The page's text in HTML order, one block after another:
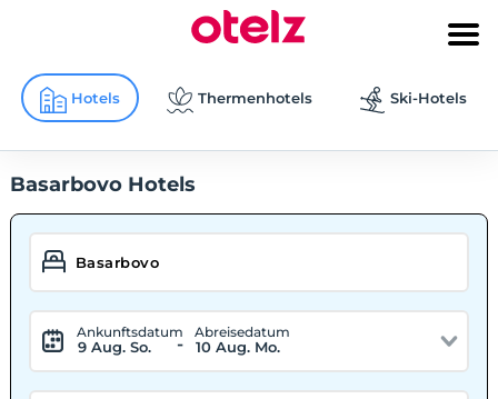
Hotels Thermenhotels Ski-Hotels
Basarbovo Hotels
Ankunftsdatum
9 Aug. So. -
Abreisedatum
10 Aug. Mo.